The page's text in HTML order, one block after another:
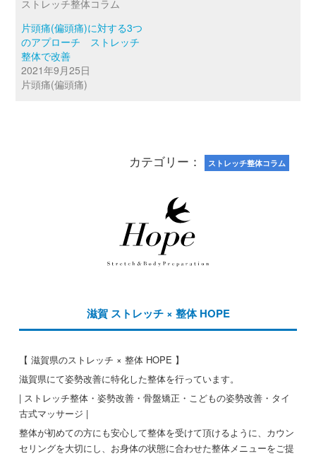
ストレッチ整体コラム
片頭痛(偏頭痛)に対する3つ
のアプローチ ストレッチ
整体で改善
2021年9月25日
片頭痛(偏頭痛)
カテゴリー： ストレッチ整体コラム
滋賀 ストレッチ × 整体 HOPE
【 滋賀県のストレッチ × 整体 HOPE 】
滋賀県にて姿勢改善に特化した整体を行っています。
| ストレッチ整体・姿勢改善・骨盤矯正・こどもの姿勢改善・タイ
古式マッサージ |
整体が初めての方にも安心して整体を受けて頂けるように、カウン
セリングを大切にし、お身体の状態に合わせた整体メニューをご提